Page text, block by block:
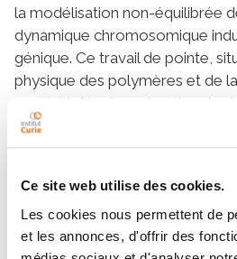
Ce site web utilise des cookies.
Les cookies nous permettent de
et les annonces, d'offrir des
la modélisation non-équilibrée
dynamique chromosomique
génique. Ce travail de pointe,
physique des polymères et de
mes intérêts de recherche plus
de la chromatine, systèmes
et physique statistique.
Quand je ne suis pas plongé
qui enrichissent
créative pour relever les défis